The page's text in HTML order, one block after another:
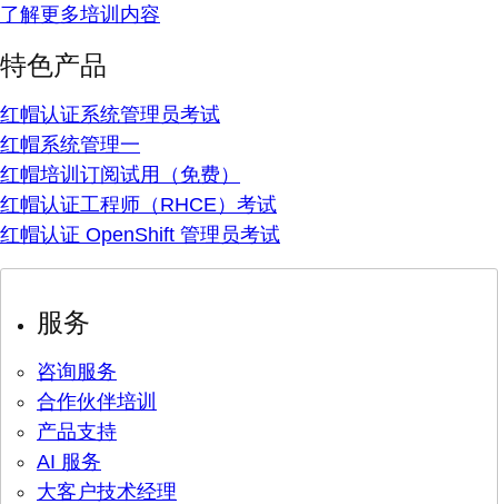
了解更多培训内容
特色产品
红帽认证系统管理员考试
红帽系统管理一
红帽培训订阅试用（免费）
红帽认证工程师（RHCE）考试
红帽认证 OpenShift 管理员考试
服务
咨询服务
合作伙伴培训
产品支持
AI 服务
大客户技术经理